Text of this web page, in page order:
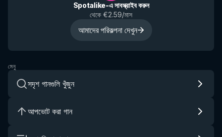
Spotalike-এ সাবস্ক্রাইব করুন
থেকে €2.59/মাস
আমাদের পরিকল্পনা দেখুন
মেনু
সদৃশ গানগুলি খুঁজুন
আপভোট করা গান